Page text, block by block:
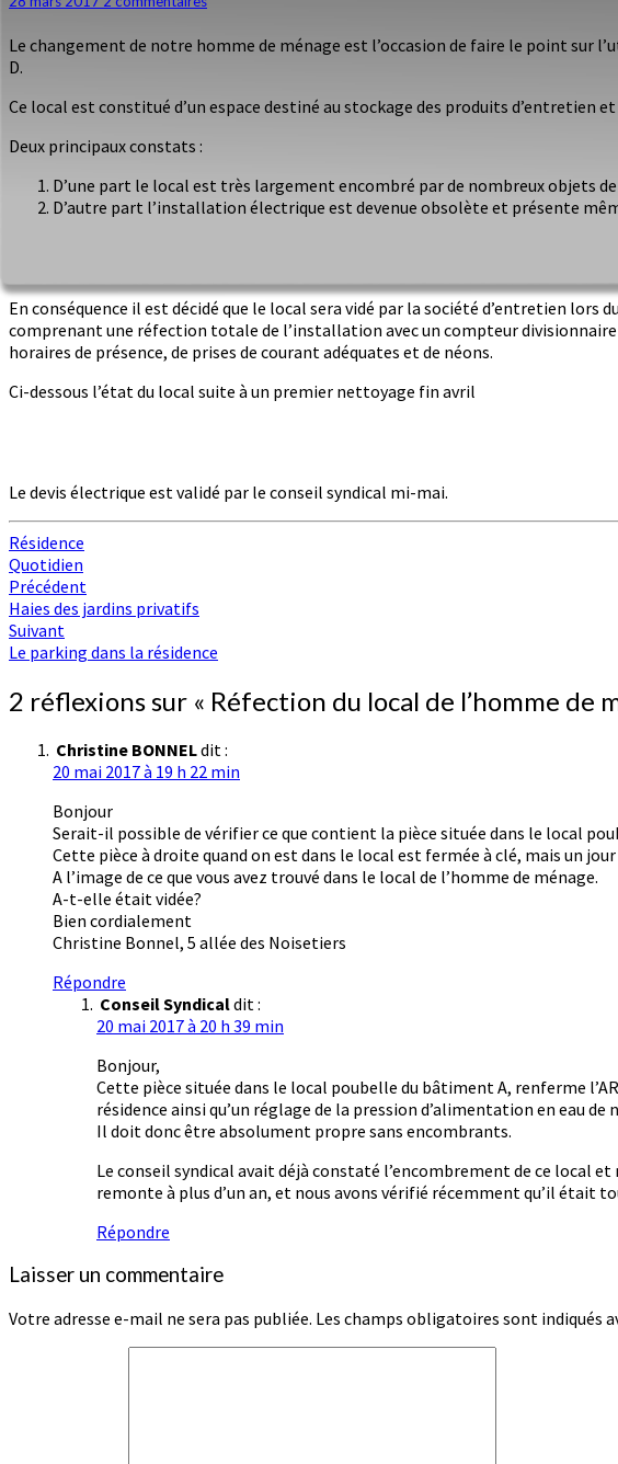
de
de
ménage
Le changement de notre homme de ménage est l’occasion de faire le point sur
D.
Ce local est constitué d’un espace destiné au stockage des produits d’entretien
Deux principaux constats :
D’une part le local est très largement encombré par de nombreux objets
D’autre part l’installation électrique est devenue obsolète et présente
En conséquence il est décidé que le local sera vidé par la société d’entretien
comprenant une réfection totale de l’installation avec un compteur
horaires de présence, de prises de courant adéquates et de néons.
Ci-dessous l’état du local suite à un premier nettoyage fin avril
Le devis électrique est validé par le conseil syndical mi-mai.
Résidence
Quotidien
Navigation
d'article
Précédent
Haies des jardins privatifs
Suivant
Le parking dans la résidence
2 réflexions sur « Réfection du local de l’homme de
Christine BONNELdit :
20 mai 2017 à 19 h 22 min
Bonjour
Serait-il possible de vérifier ce que contient la pièce située dans le local
Cette pièce à droite quand on est dans le local est fermée à clé, mais un
A l’image de ce que vous avez trouvé dans le local de l’homme de ménage.
A-t-elle était vidée?
Bien cordialement
Christine Bonnel, 5 allée des Noisetiers
Répondre
Conseil Syndicaldit :
20 mai 2017 à 20 h 39 min
Bonjour,
Cette pièce située dans le local poubelle du bâtiment A, renferme
résidence ainsi qu’un réglage de la pression d’alimentation en eau
Il doit donc être absolument propre sans encombrants.
Le conseil syndical avait déjà constaté l’encombrement de ce local
remonte à plus d’un an, et nous avons vérifié récemment qu’il était
Répondre
Laisser un commentaire
Votre adresse e-mail ne sera pas publiée. Les champs obligatoires sont indiqués